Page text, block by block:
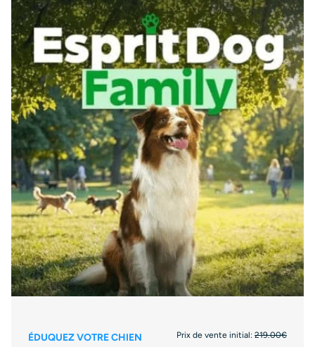
ÉDUQUEZ VOTRE CHIEN Prix de vente initial: 219.00€